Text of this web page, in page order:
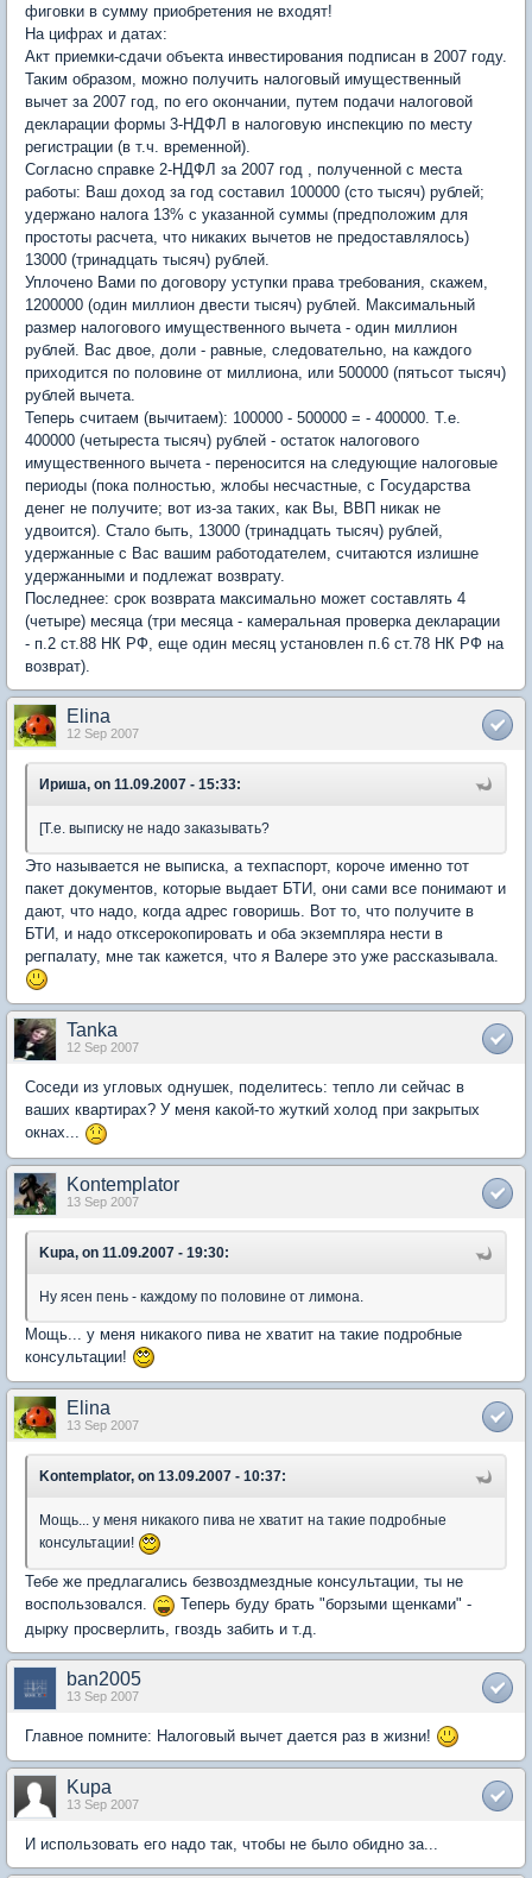
фиговки в сумму приобретения не входят!
На цифрах и датах:
Акт приемки-сдачи объекта инвестирования подписан в 2007 году.
Таким образом, можно получить налоговый имущественный
вычет за 2007 год, по его окончании, путем подачи налоговой
декларации формы 3-НДФЛ в налоговую инспекцию по месту
регистрации (в т.ч. временной).
Согласно справке 2-НДФЛ за 2007 год , полученной с места
работы: Ваш доход за год составил 100000 (сто тысяч) рублей;
удержано налога 13% с указанной суммы (предположим для
простоты расчета, что никаких вычетов не предоставлялось)
13000 (тринадцать тысяч) рублей.
Уплочено Вами по договору уступки права требования, скажем,
1200000 (один миллион двести тысяч) рублей. Максимальный
размер налогового имущественного вычета - один миллион
рублей. Вас двое, доли - равные, следовательно, на каждого
приходится по половине от миллиона, или 500000 (пятьсот тысяч)
рублей вычета.
Теперь считаем (вычитаем): 100000 - 500000 = - 400000. Т.е.
400000 (четыреста тысяч) рублей - остаток налогового
имущественного вычета - переносится на следующие налоговые
периоды (пока полностью, жлобы несчастные, с Государства
денег не получите; вот из-за таких, как Вы, ВВП никак не
удвоится). Стало быть, 13000 (тринадцать тысяч) рублей,
удержанные с Вас вашим работодателем, считаются излишне
удержанными и подлежат возврату.
Последнее: срок возврата максимально может составлять 4
(четыре) месяца (три месяца - камеральная проверка декларации
- п.2 ст.88 НК РФ, еще один месяц установлен п.6 ст.78 НК РФ на
возврат).
Elina
12 Sep 2007
Ириша, on 11.09.2007 - 15:33:
[Т.е. выписку не надо заказывать?
Это называется не выписка, а техпаспорт, короче именно тот
пакет документов, которые выдает БТИ, они сами все понимают и
дают, что надо, когда адрес говоришь. Вот то, что получите в
БТИ, и надо отксерокопировать и оба экземпляра нести в
регпалату, мне так кажется, что я Валере это уже рассказывала.
Tanka
12 Sep 2007
Соседи из угловых однушек, поделитесь: тепло ли сейчас в
ваших квартирах? У меня какой-то жуткий холод при закрытых
окнах...
Kontemplator
13 Sep 2007
Kupa, on 11.09.2007 - 19:30:
Ну ясен пень - каждому по половине от лимона.
Мощь... у меня никакого пива не хватит на такие подробные
консультации!
Elina
13 Sep 2007
Kontemplator, on 13.09.2007 - 10:37:
Мощь... у меня никакого пива не хватит на такие подробные
консультации!
Тебе же предлагались безвоздмездные консультации, ты не
воспользовался.
Теперь буду брать "борзыми щенками" -
дырку просверлить, гвоздь забить и т.д.
ban2005
13 Sep 2007
Главное помните: Налоговый вычет дается раз в жизни!
Kupa
13 Sep 2007
И использовать его надо так, чтобы не было обидно за...